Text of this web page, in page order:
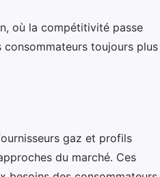
où la compétitivité passe
consommateurs toujours plus
gaz et profils
du marché. Ces